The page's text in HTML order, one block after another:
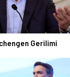
Gerilimi